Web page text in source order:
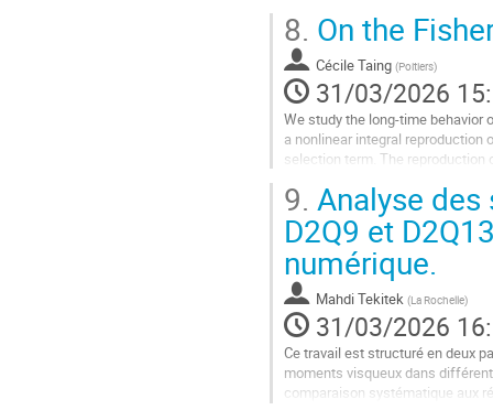
Aller
à
la
page
de
la
contribution
8. On the
Cécile Taing (Poitiers)
31/03/2026
We study the long-time behavior
a nonlinear integral reproduction
selection term. The
Aller
page
de
la
contribution
9. Analyse des
D2Q9 et
numérique.
Mahdi Tekitek (La Rochelle)
31/03/2026
Ce travail est structuré en deux
moments visqueux dans
comparaison systématique aux